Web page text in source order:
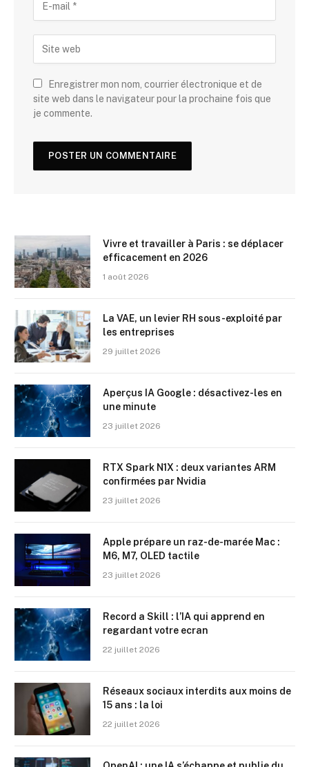
Enregistrer mon nom, courrier électronique et de
site web dans le navigateur pour la prochaine fois que
je commente.
Vivre et travailler à Paris : se déplacer
efficacement en 2026
1 août 2026
La VAE, un levier RH sous-exploité par
les entreprises
29 juillet 2026
Aperçus IA Google : désactivez-les en
une minute
23 juillet 2026
RTX Spark N1X : deux variantes ARM
confirmées par Nvidia
23 juillet 2026
Apple prépare un raz-de-marée Mac :
M6, M7, OLED tactile
23 juillet 2026
Record a Skill : l’IA qui apprend en
regardant votre ecran
22 juillet 2026
Réseaux sociaux interdits aux moins de
15 ans : la loi
22 juillet 2026